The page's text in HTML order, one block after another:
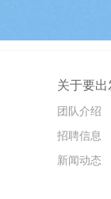
关于要出
团队介绍
招聘信息
新闻动态